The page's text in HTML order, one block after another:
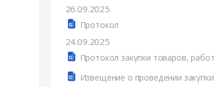
26.09.2025
Протокол
24.09.2025
Извещение о проведении закупки